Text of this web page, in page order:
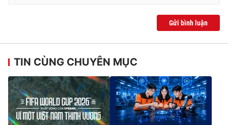
Gửi bình luận
TIN CÙNG CHUYÊN MỤC